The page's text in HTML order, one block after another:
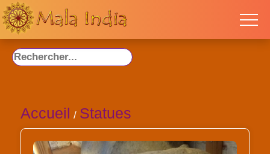
Accueil / Statues